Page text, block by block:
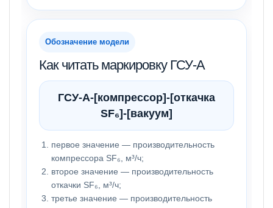
Обозначение модели
Как читать маркировку ГСУ-А
ГСУ-А-[компрессор]-[откачка
SF₆]-[вакуум]
первое значение — производительность
компрессора SF₆, м³/ч;
второе значение — производительность
откачки SF₆, м³/ч;
третье значение — производительность